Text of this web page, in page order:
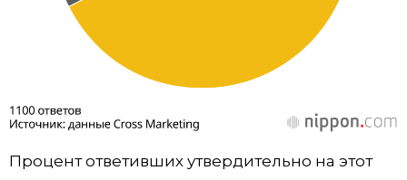
Процент ответивших утвердительно на этот